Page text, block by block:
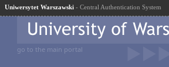
Uniwersytet Warszawski - Central Authentication System
go to the main portal